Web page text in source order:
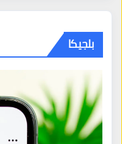
بلجيكا